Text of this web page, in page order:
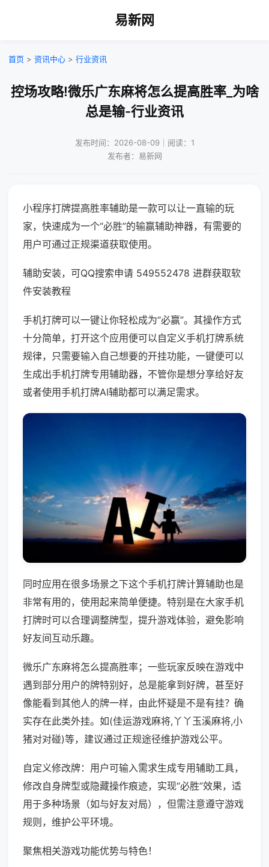
易新网
首页 > 资讯中心 > 行业资讯
控场攻略!微乐广东麻将怎么提高胜率_为啥
总是输-行业资讯
发布时间：2026-08-09｜阅读：1
发布者：易新网
小程序打牌提高胜率辅助是一款可以让一直输的玩
家，快速成为一个“必胜”的输赢辅助神器，有需要的
用户可通过正规渠道获取使用。
辅助安装，可QQ搜索申请 549552478 进群获取软
件安装教程
手机打牌可以一键让你轻松成为“必赢”。其操作方式
十分简单，打开这个应用便可以自定义手机打牌系统
规律，只需要输入自己想要的开挂功能，一键便可以
生成出手机打牌专用辅助器，不管你是想分享给好友
或者使用手机打牌AI辅助都可以满足需求。
同时应用在很多场景之下这个手机打牌计算辅助也是
非常有用的，使用起来简单便捷。特别是在大家手机
打牌时可以合理调整牌型，提升游戏体验，避免影响
好友间互动乐趣。
微乐广东麻将怎么提高胜率；一些玩家反映在游戏中
遇到部分用户的牌特别好，总是能拿到好牌，甚至好
像能看到其他人的牌一样，由此怀疑是不是有挂？确
实存在此类外挂。如(佳运游戏麻将,丫丫玉溪麻将,小
猪对对碰)等，建议通过正规途径维护游戏公平。
自定义修改牌：用户可输入需求生成专用辅助工具，
修改自身牌型或隐藏操作痕迹，实现“必胜”效果，适
用于多种场景（如与好友对局），但需注意遵守游戏
规则，维护公平环境。
聚焦相关游戏功能优势与特色！